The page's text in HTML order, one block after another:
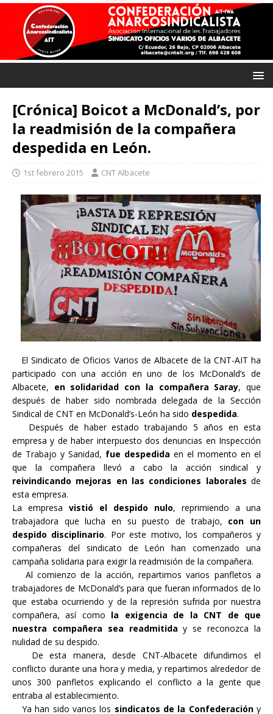
[Crónica] Boicot a McDonald’s, por
la readmisión de la compañera
despedida en León.
1st febrero 2015 CNT Albacete
El Sindicato de Oficios Varios de Albacete de la CNT-AIT ha
participado con una acción en uno de los McDonald’s de
Albacete, en solidaridad con la compañera Saray, que
después de haber sido nombrada delegada de la Sección
Sindical de CNT en McDonald’s-León ha sido despedida.
Después de haber estado trabajando 5 años en esta
empresa y de haber interpuesto dos denuncias en Inspección
de Trabajo y Sanidad, fue despedida en el momento en el
que la compañera llevó a cabo la acción sindical y
reivindicando mejoras en las condiciones laborales de
esta empresa.
La empresa vistió el despido nulo, reprimiendo a una
trabajadora que lucha en su puesto de trabajo, con un
despido disciplinario. Por este motivo, los compañeros y
compañeras del sindicato de León han comenzado una
campaña solidaria para exigir la readmisión de la compañera.
Al comienzo de la acción, repartimos varios panfletos a
trabajadores de McDonald’s para que fueran informados de lo
que estaba ocurriendo y de la represión sufrida por nuestra
compañera, así como la exigencia de la CNT de que
nuestra compañera sea readmitida y se reconozca la
nulidad de su despido.
De esta manera, desde CNT-Albacete difundimos el
conflicto durante una hora y media, y repartimos alrededor de
unos 300 panfletos explicando el conflicto a la gente que
entraba al establecimiento.
Ya han sido varios los sindicatos de la Confederacióny